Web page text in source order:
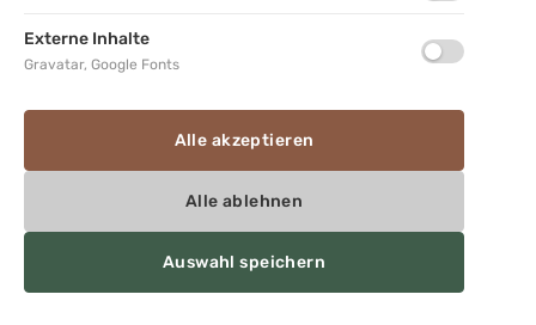
Rechtliches & Informationen
Datenschutz
Rückgabe & Widerruf
Externe Inhalte
Gravatar, Google Fonts
Alle akzeptieren
Alle ablehnen
Auswahl speichern